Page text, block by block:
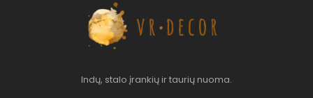
Indų, stalo įrankių ir taurių nuoma.